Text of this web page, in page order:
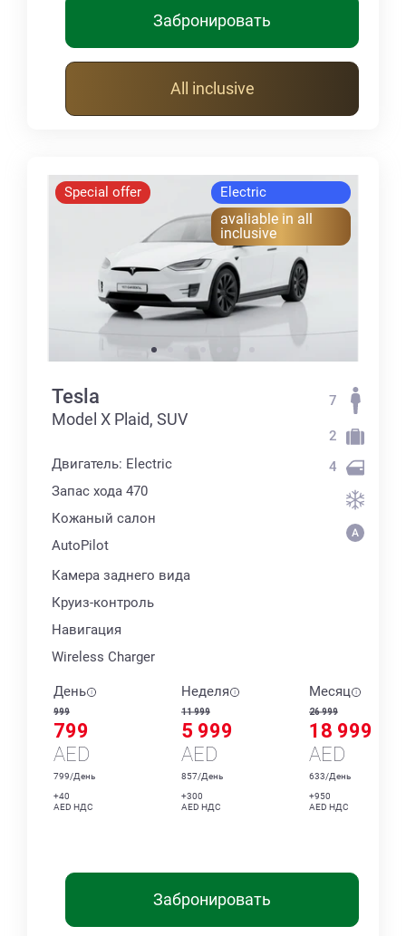
Забронировать
All inclusive
Special offer Electric
avaliable in all
inclusive
Tesla
Model X Plaid, SUV
Двигатель: Electric
Запас хода 470
Кожаный салон
AutoPilot
Камера заднего вида
Круиз-контроль
Навигация
Wireless Charger
7
2
4
День
999
799
AED
799/День
+40
AED НДС
Неделя
11 999
5 999
AED
857/День
+300
AED НДС
Месяц
26 999
18 999
AED
633/День
+950
AED НДС
Забронировать